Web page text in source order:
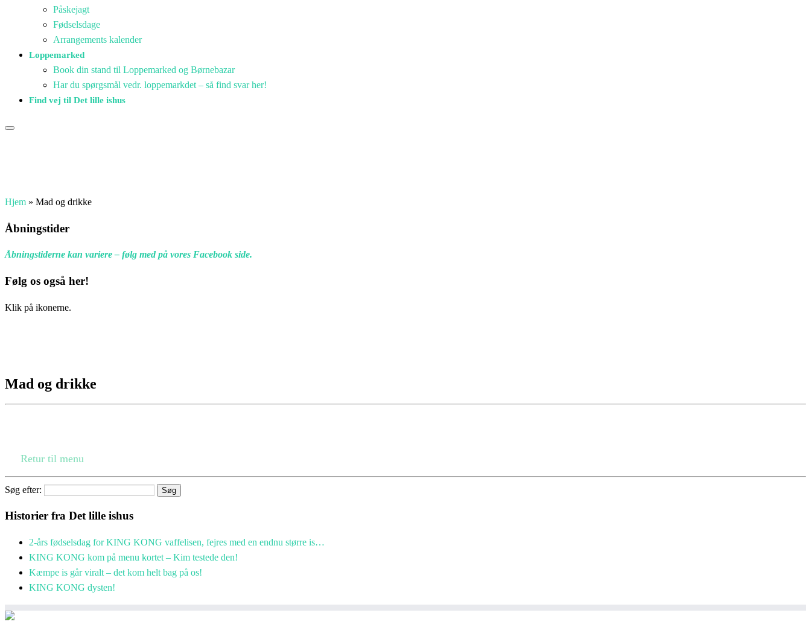
Påskejagt
Fødselsdage
Arrangements kalender
Loppemarked
Book din stand til Loppemarked og Børnebazar
Har du spørgsmål vedr. loppemarkdet – så find svar her!
Find vej til Det lille ishus
Hjem » Mad og drikke
Åbningstider
Åbningstiderne kan variere – følg med på vores Facebook side.
Følg os også her!
Klik på ikonerne.
Mad og drikke
Retur til menu
Søg efter:
Historier fra Det lille ishus
2-års fødselsdag for KING KONG vaffelisen, fejres med en endnu større is…
KING KONG kom på menu kortet – Kim testede den!
Kæmpe is går viralt – det kom helt bag på os!
KING KONG dysten!